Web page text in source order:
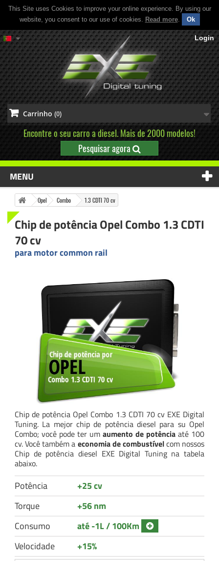
This Site uses Cookies to improve your online experience. By using our
website, you consent to our use of cookies. Read more. Ok
Login
Carrinho (0)
Encontre o seu carro a diesel. Mais de 2000 modelos!
Pesquisar agora
MENU
Opel Combo 1.3 CDTI 70 cv
Chip de potência Opel Combo 1.3 CDTI
70 cv
para motor common rail
Chip de potência Opel Combo 1.3 CDTI 70 cv EXE Digital
Tuning. La mejor chip de potência diesel para su Opel
Combo; você pode ter um aumento de potência até 100
cv. Você também a economia de combustívelcom nossos
Chip de potência diesel EXE Digital Tuning na tabela
abaixo.
Potência
+25 cv
Torque
+56 nm
Consumo
até -1L / 100Km
Velocidade
+15%